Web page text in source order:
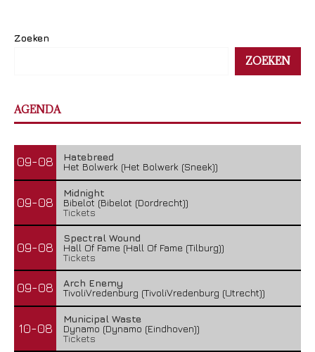
Zoeken
ZOEKEN
AGENDA
09-08
Hatebreed
Het Bolwerk (Het Bolwerk (Sneek))
09-08
Midnight
Bibelot (Bibelot (Dordrecht))
Tickets
09-08
Spectral Wound
Hall Of Fame (Hall Of Fame (Tilburg))
Tickets
09-08
Arch Enemy
TivoliVredenburg (TivoliVredenburg (Utrecht))
10-08
Municipal Waste
Dynamo (Dynamo (Eindhoven))
Tickets